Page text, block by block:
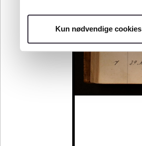
Kun nødvendige cookies